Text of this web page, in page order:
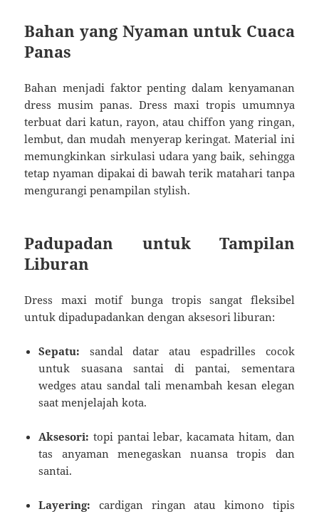
Bahan yang Nyaman untuk Cuaca
Panas
Bahan menjadi faktor penting dalam kenyamanan
dress musim panas. Dress maxi tropis umumnya
terbuat dari katun, rayon, atau chiffon yang ringan,
lembut, dan mudah menyerap keringat. Material ini
memungkinkan sirkulasi udara yang baik, sehingga
tetap nyaman dipakai di bawah terik matahari tanpa
mengurangi penampilan stylish.
Padupadan untuk Tampilan
Liburan
Dress maxi motif bunga tropis sangat fleksibel
untuk dipadupadankan dengan aksesori liburan:
Sepatu: sandal datar atau espadrilles cocok
untuk suasana santai di pantai, sementara
wedges atau sandal tali menambah kesan elegan
saat menjelajah kota.
Aksesori: topi pantai lebar, kacamata hitam, dan
tas anyaman menegaskan nuansa tropis dan
santai.
Layering: cardigan ringan atau kimono tipis